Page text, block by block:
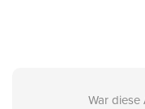
War diese